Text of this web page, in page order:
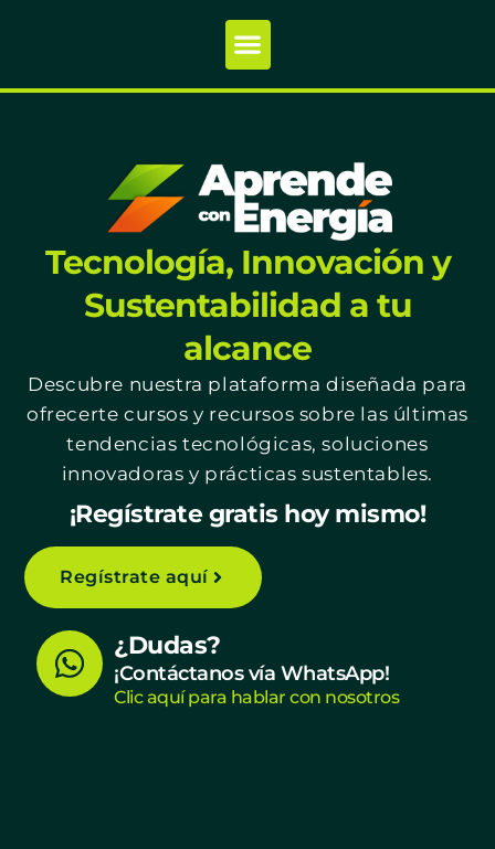
Tecnología, Innovación y
Sustentabilidad a tu
alcance
Descubre nuestra plataforma diseñada para
ofrecerte cursos y recursos sobre las últimas
tendencias tecnológicas, soluciones
innovadoras y prácticas sustentables.
¡Regístrate gratis hoy mismo!
Regístrate aquí
W
h
¿Dudas?
¡Contáctanos vía WhatsApp!
Clic aquí para hablar con nosotros